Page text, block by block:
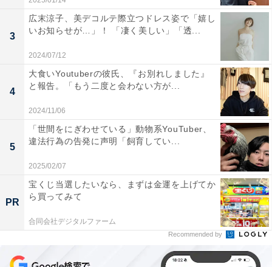
3
広末涼子、美デコルテ際立つドレス姿で「嬉し
いお知らせが…」！ 「凄く美しい」「透...
2024/07/12
4
大食いYoutuberの彼氏、『お別れしました』
と報告。「もう二度と会わない方が...
2024/11/06
5
「世間をにぎわせている」動物系YouTuber、
違法行為の告発に声明「飼育してい...
2025/02/07
PR
宝くじ当選したいなら、まずは金運を上げてか
ら買ってみて
合同会社デジタルファーム
Recommended by